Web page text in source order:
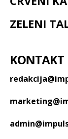
ZELENI
KONTAKT